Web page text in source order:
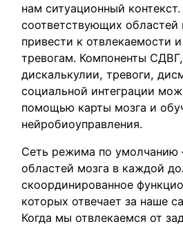
нам ситуационный
соответствующих областей
привести к отвлекаемости
тревогам. Компоненты
дискалькулии, тревоги,
социальной интеграции
помощью карты мозга и
нейробиоуправления.
Сеть режима по умолчанию
областей мозга в каждой
скоординированное
которых отвечает за наше
Когда мы отвлекаемся от